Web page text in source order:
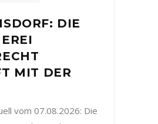
DIE
MIT DER
vom 07.08.2026: Die